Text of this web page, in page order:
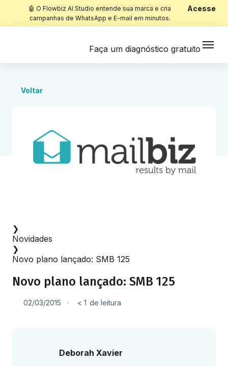
🤖 O Flowbiz AI Studio entende sua marca e cria
campanhas de WhatsApp e E-mail em minutos.
Acesse
Faça um diagnóstico gratuito
Voltar
❯
Novidades
❯
Novo plano lançado: SMB 125
Novo plano lançado: SMB 125
02/03/2015 < 1 de leitura
Deborah Xavier